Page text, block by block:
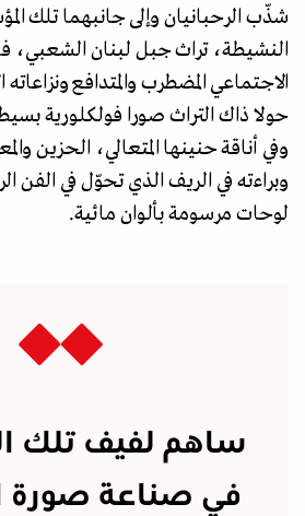
شذّب الرحبانيان وإلى جانبهما تلك
النشيطة، تراث جبل لبنان الشعبي،
الاجتماعي المضطرب والمتدافع ونزاعاته
حولا ذاك التراث صورا فولكلورية
وفي أناقة حنينها المتعالي، الحزين
وبراءته في الريف الذي تحوّل في الفن
لوحات مرسومة بألوان مائية.
ساهم لفيف تلك
في صناعة صورة